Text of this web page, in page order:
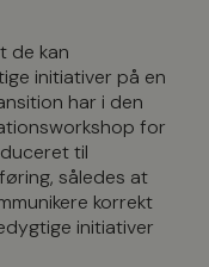
de kan
initiativer på en
har i den
for
til
således at
korrekt
initiativer